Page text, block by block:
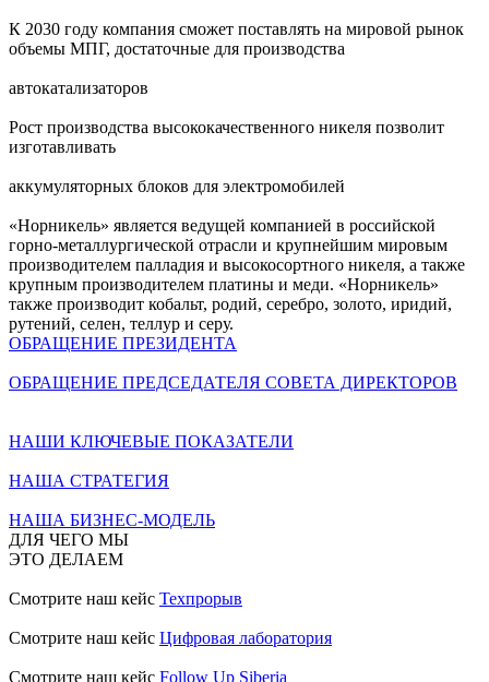
К 2030 году компания сможет поставлять на мировой рынок
объемы МПГ, достаточные для производства
автокатализаторов
Рост производства высококачественного никеля позволит
изготавливать
аккумуляторных блоков для электромобилей
«Норникель» является ведущей компанией в российской
горно-металлургической отрасли и крупнейшим мировым
производителем палладия и высокосортного никеля, а также
крупным производителем платины и меди. «Норникель»
также производит кобальт, родий, серебро, золото, иридий,
рутений, селен, теллур и серу.
ОБРАЩЕНИЕ ПРЕЗИДЕНТА
ОБРАЩЕНИЕ ПРЕДСЕДАТЕЛЯ СОВЕТА ДИРЕКТОРОВ
НАШИ КЛЮЧЕВЫЕ ПОКАЗАТЕЛИ
НАША СТРАТЕГИЯ
НАША БИЗНЕС-МОДЕЛЬ
ДЛЯ ЧЕГО МЫ
ЭТО ДЕЛАЕМ
Смотрите наш кейс Техпрорыв
Смотрите наш кейс Цифровая лаборатория
Смотрите наш кейс Follow Up Siberia